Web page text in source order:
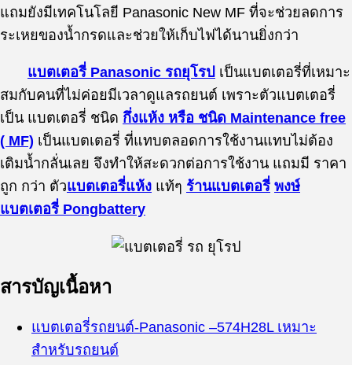
แถมยังมีเทคโนโลยี Panasonic New MF ที่จะช่วยลดการ
ระเหยของน้ำกรดและช่วยให้เก็บไฟได้นานยิ่งกว่า
แบตเตอรี่ Panasonic รถยุโรป เป็นแบตเตอรี่ที่เหมาะ
สมกับคนที่ไม่ค่อยมีเวลาดูแลรถยนต์ เพราะตัวแบตเตอรี่
เป็น แบตเตอรี่ ชนิด กึ่งแห้ง หรือ ชนิด Maintenance free
( MF) เป็นแบตเตอรี่ ที่แทบตลอดการใช้งานแทบไม่ต้อง
เติมน้ำกลั่นเลย จึงทำให้สะดวกต่อการใช้งาน แถมมี ราคา
ถูก กว่า ตัวแบตเตอรี่แห้ง แท้ๆ ร้านแบตเตอรี่ พงษ์
แบตเตอรี่ Pongbattery
สารบัญเนื้อหา
แบตเตอรี่รถยนต์-Panasonic –574H28L เหมาะ
สำหรับรถยนต์